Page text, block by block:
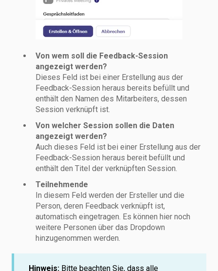
Von wem soll die Feedback-Session
angezeigt werden?
Dieses Feld ist bei einer Erstellung aus der
Feedback-Session heraus bereits befüllt und
enthält den Namen des Mitarbeiters, dessen
Session verknüpft ist.
Von welcher Session sollen die Daten
angezeigt werden?
Auch dieses Feld ist bei einer Erstellung aus der
Feedback-Session heraus bereit befüllt und
enthält den Titel der verknüpften Session.
Teilnehmende
In diesem Feld werden der Ersteller und die
Person, deren Feedback verknüpft ist,
automatisch eingetragen. Es können hier noch
weitere Personen über das Dropdown
hinzugenommen werden.
Hinweis: Bitte beachten Sie, dass alle